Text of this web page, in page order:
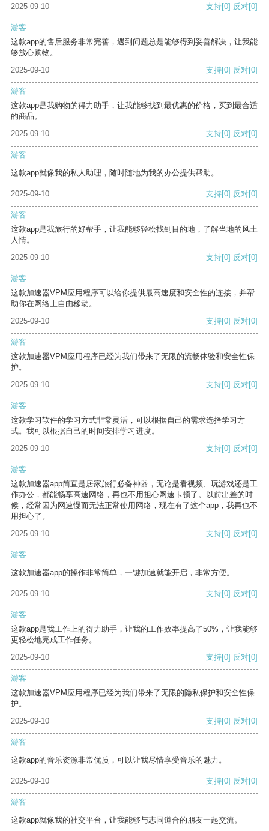
2025-09-10
支持[0] 反对[0]
游客
这款app的售后服务非常完善，遇到问题总是能够得到妥善解决，让我能
够放心购物。
2025-09-10
支持[0] 反对[0]
游客
这款app是我购物的得力助手，让我能够找到最优惠的价格，买到最合适
的商品。
2025-09-10
支持[0] 反对[0]
游客
这款app就像我的私人助理，随时随地为我的办公提供帮助。
2025-09-10 支持[0] 反对[0]
游客
这款app是我旅行的好帮手，让我能够轻松找到目的地，了解当地的风土
人情。
2025-09-10
支持[0] 反对[0]
游客
这款加速器VPM应用程序可以给你提供最高速度和安全性的连接，并帮
助你在网络上自由移动。
2025-09-10
支持[0] 反对[0]
游客
这款加速器VPM应用程序已经为我们带来了无限的流畅体验和安全性保
护。
2025-09-10
支持[0] 反对[0]
游客
这款学习软件的学习方式非常灵活，可以根据自己的需求选择学习方
式。我可以根据自己的时间安排学习进度。
2025-09-10
支持[0] 反对[0]
游客
这款加速器app简直是居家旅行必备神器，无论是看视频、玩游戏还是工
作办公，都能畅享高速网络，再也不用担心网速卡顿了。以前出差的时
候，经常因为网速慢而无法正常使用网络，现在有了这个app，我再也不
用担心了。
2025-09-10
支持[0] 反对[0]
游客
这款加速器app的操作非常简单，一键加速就能开启，非常方便。
2025-09-10 支持[0] 反对[0]
游客
这款app是我工作上的得力助手，让我的工作效率提高了50%，让我能够
更轻松地完成工作任务。
2025-09-10
支持[0] 反对[0]
游客
这款加速器VPM应用程序已经为我们带来了无限的隐私保护和安全性保
护。
2025-09-10
支持[0] 反对[0]
游客
这款app的音乐资源非常优质，可以让我尽情享受音乐的魅力。
2025-09-10 支持[0] 反对[0]
游客
这款app就像我的社交平台，让我能够与志同道合的朋友一起交流。